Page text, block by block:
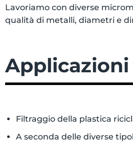
Lavoriamo con diverse
qualità di metalli, diametri e
Filtraggio della plastica
A seconda delle diverse